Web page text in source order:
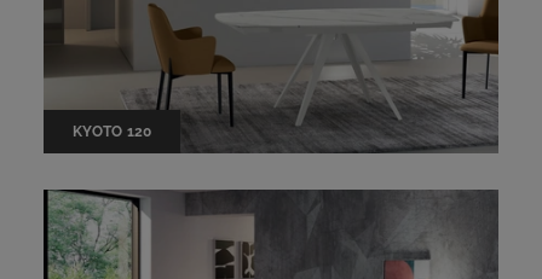
KYOTO 120